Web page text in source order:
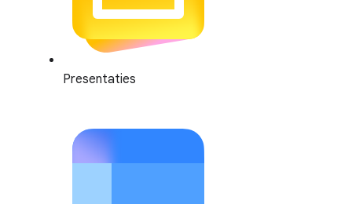
Presentaties